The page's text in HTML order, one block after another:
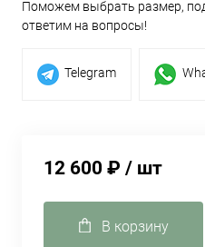
Поможем выбрать размер,
ответим на вопросы!
Telegram
12 600 ₽ / шт
В корзину